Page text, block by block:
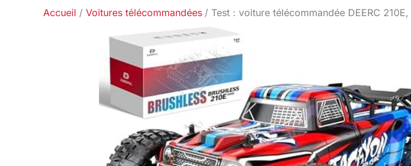
Accueil Voitures télécommandées Test : voiture télécommandée DEERC